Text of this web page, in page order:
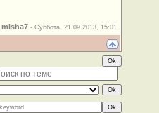
misha7- Суббота, 21.09.2013, 15:01